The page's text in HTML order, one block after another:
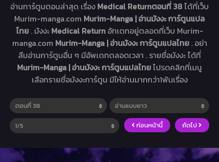
อ่านการ์ตูนตอนล่าสุด เรื่อง Medical Returnตอนที่ 38ได้ที่เว็บ
Murim-manga.com Murim-Manga | อ่านมังงะ การ์ตูนแปล
ไทย . มังงะ Medical Return อัทเดทอยู่ตลอดที่เว็บ Murim-
manga.com Murim-Manga | อ่านมังงะ การ์ตูนแปลไทย . อย่า
ลืมอ่านการ์ตูนอื่น ๆ มีอัพเดทตลอดเวลา . รายชื่อมังงะ ได้ที่
Murim-Manga | อ่านมังงะ การ์ตูนแปลไทยโปรดคลิกที่เมนู
เลือกรายชื่อมังงะการ์ตูน มีให้อ่านมากกว่า1พันเรื่อง
ก่อนหน้านี้ ถัดไป